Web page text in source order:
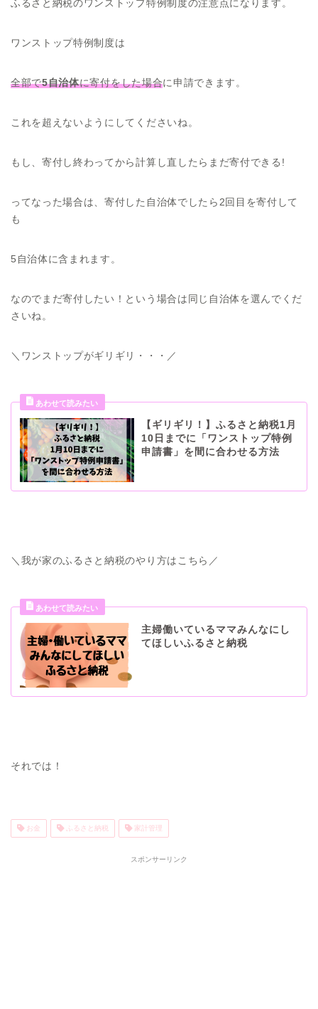
ふるさと納税のワンストップ特例制度の注意点になります。
ワンストップ特例制度は
全部で5自治体に寄付をした場合に申請できます。
これを超えないようにしてくださいね。
もし、寄付し終わってから計算し直したらまだ寄付できる!
ってなった場合は、寄付した自治体でしたら2回目を寄付して
も
5自治体に含まれます。
なのでまだ寄付したい！という場合は同じ自治体を選んでくだ
さいね。
＼ワンストップがギリギリ・・・／
【ギリギリ！】ふるさと納税1月
10日までに「ワンストップ特例
申請書」を間に合わせる方法
＼我が家のふるさと納税のやり方はこちら／
主婦働いているママみんなにし
てほしいふるさと納税
それでは！
お金 ふるさと納税 家計管理
スポンサーリンク